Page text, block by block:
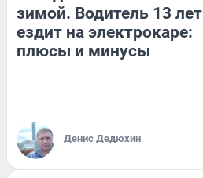
зимой. Водитель 13 лет
ездит на электрокаре:
плюсы и минусы
Денис Дедюхин